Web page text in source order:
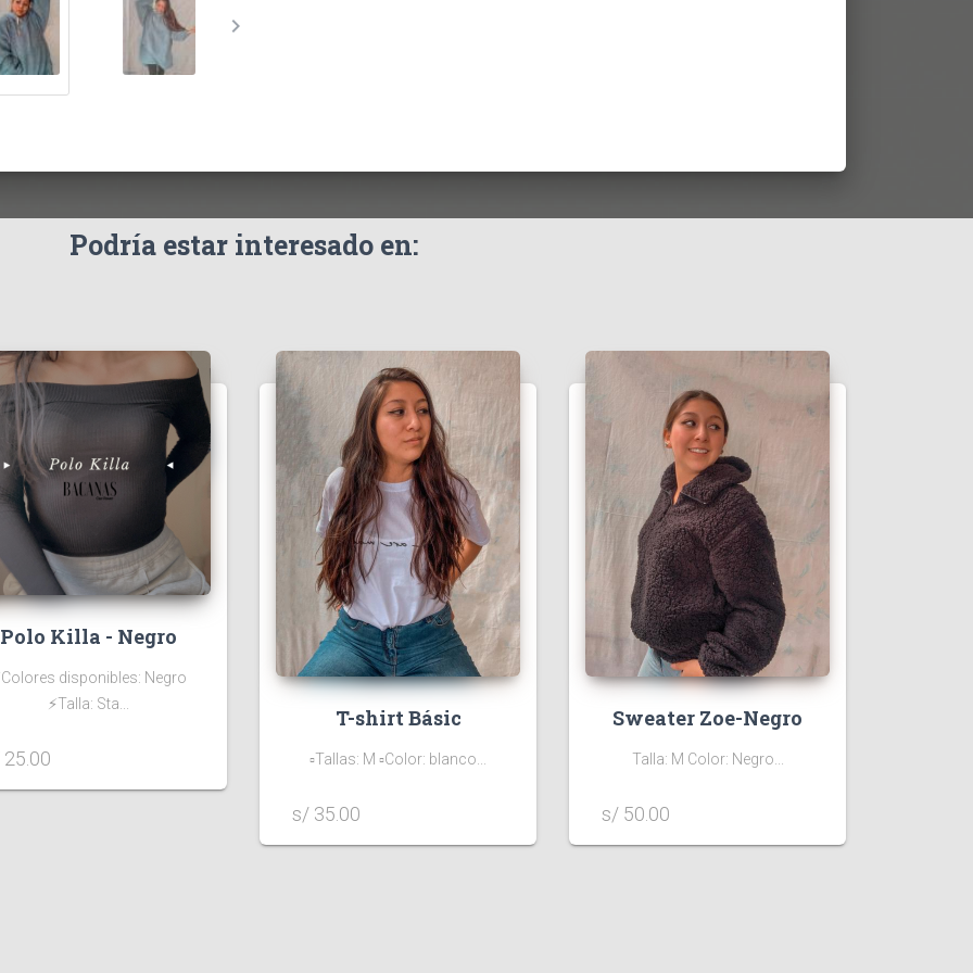
chevron_right
Podría estar interesado en:
Polo Killa - Negro
disponibles: Negro
⚡️Talla: Sta...
T-shirt Básic
▫️Tallas: M ▫️Color: blanco...
s/ 35.00
Sweater Zoe-Negro
Talla: M Color: Negro...
s/ 50.00